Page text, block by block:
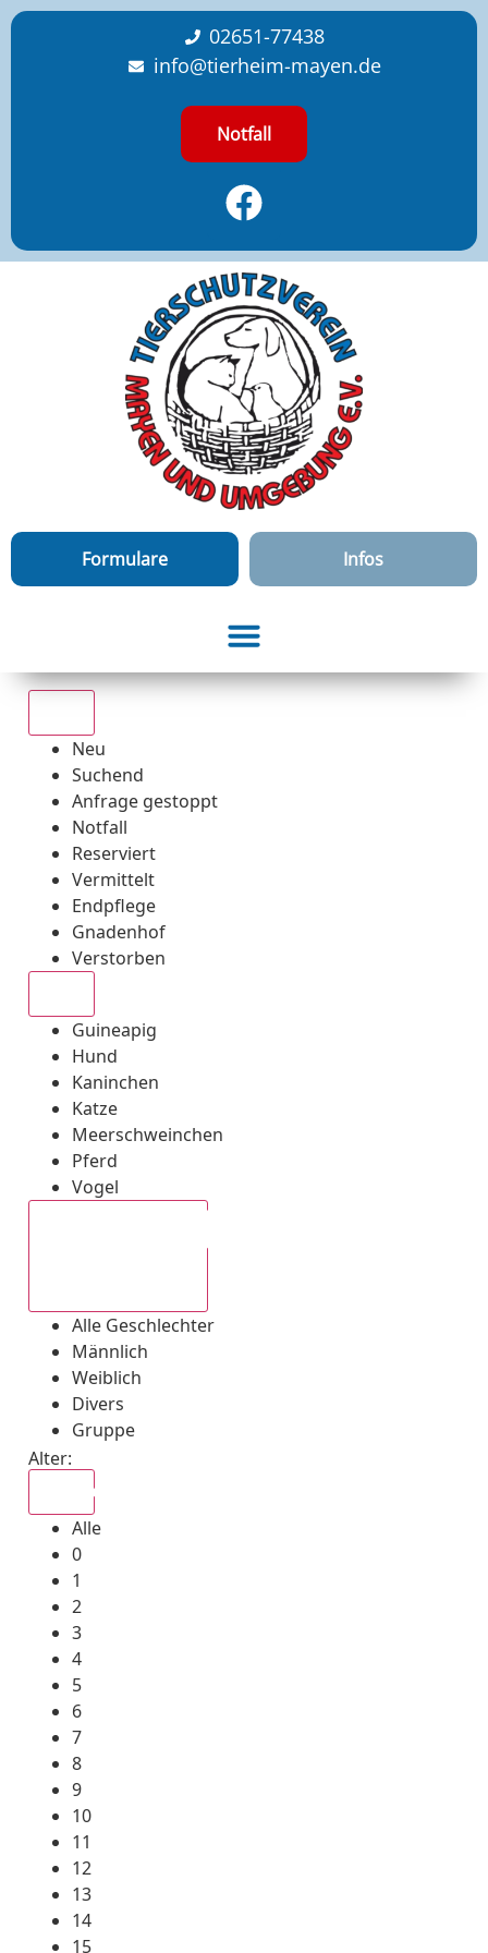
content
02651-77438
info@tierheim-mayen.de
Notfall
Formulare Infos
Neu
Suchend
Anfrage gestoppt
Notfall
Reserviert
Vermittelt
Endpflege
Gnadenhof
Verstorben
Guineapig
Hund
Kaninchen
Katze
Meerschweinchen
Pferd
Vogel
Alle Geschlechter
Männlich
Weiblich
Divers
Gruppe
Alter:
Alle
0
1
2
3
4
5
6
7
8
9
10
11
12
13
14
15